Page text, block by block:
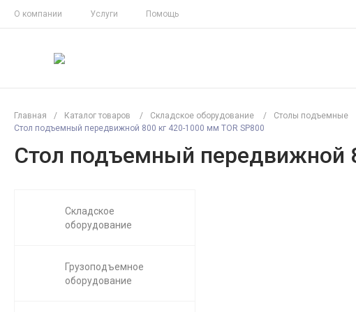
О компании Услуги Помощь
Главная / Каталог товаров / Складское оборудование / Столы подъемные
Стол подъемный передвижной 800 кг 420-1000 мм TOR SP800
Стол подъемный передвижной
Складское
оборудование
Грузоподъемное
оборудование